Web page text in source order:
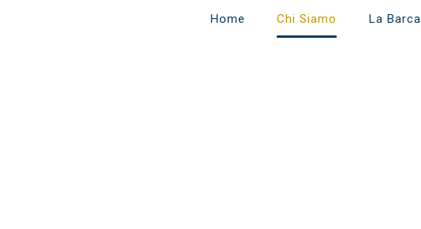
Home Chi Siamo La Barca